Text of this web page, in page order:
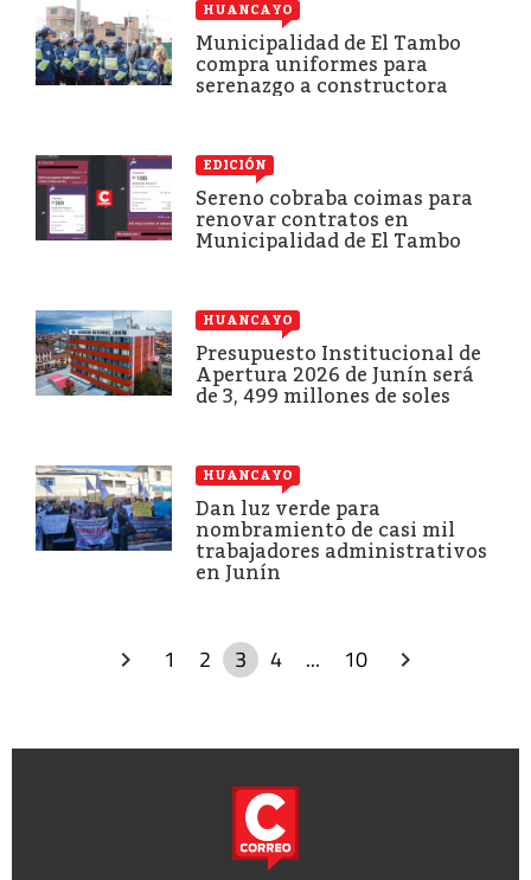
HUANCAYO
Municipalidad de El Tambo
compra uniformes para
serenazgo a constructora
EDICIÓN
Sereno cobraba coimas para
renovar contratos en
Municipalidad de El Tambo
HUANCAYO
Presupuesto Institucional de
Apertura 2026 de Junín será
de 3, 499 millones de soles
HUANCAYO
Dan luz verde para
nombramiento de casi mil
trabajadores administrativos
en Junín
1 2 3 4 ... 10